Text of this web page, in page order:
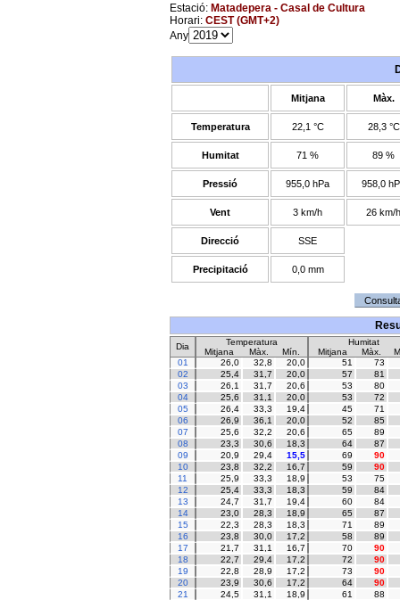
Estació: Matadepera - Casal de Cultura
Horari: CEST (GMT+2)
Any
Mitjana Màx.
Temperatura 22,1 °C 28,3 °C
Humitat 71 % 89 %
Pressió 955,0 hPa 958,0
Vent 3 km/h 26 km/h
Direcció SSE
Precipitació 0,0 mm
Dia Temperatura
Humitat
Mitjana
Màx. Mín. Mitjana Màx.
01
26,0 32,8 20,0 51
73
02
25,4 31,7 20,0 57
81
03
26,1 31,7 20,6 53
80
04
25,6 31,1 20,0 53
72
05
26,4 33,3 19,4 45
71
06
26,9 36,1 20,0 52
85
07
25,6 32,2 20,6 65
89
08
23,3 30,6 18,3 64
87
09
20,9 29,4 15,5 69
90
10
23,8 32,2 16,7 59
90
11
25,9 33,3 18,9 53
75
12
25,4 33,3 18,3 59
84
13
24,7 31,7 19,4 60
84
14
23,0 28,3 18,9 65
87
15
22,3 28,3 18,3 71
89
16
23,8 30,0 17,2 58
89
17
21,7 31,1 16,7 70
90
18
22,7 29,4 17,2 72
90
19
22,8 28,9 17,2 73
90
20
23,9 30,6 17,2 64
90
21
24,5 31,1 18,9 61
88